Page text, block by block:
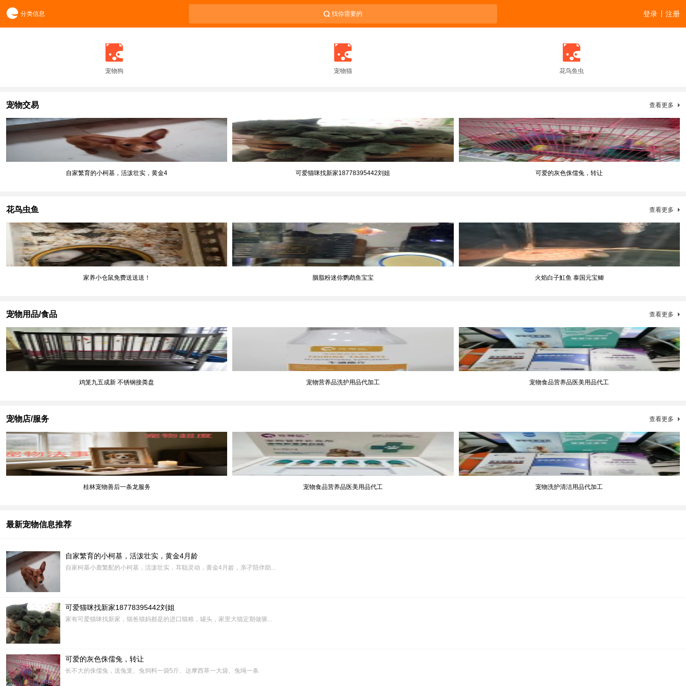
分类信息 找你需要的 注册
登录
宠物狗 宠物猫 花鸟鱼虫
宠物交易 查看更多
自家繁育的小柯基，活泼壮实，黄金4 可爱猫咪找新家18778395442刘姐 可爱的灰色侏儒兔，转让
花鸟虫鱼 查看更多
家养小仓鼠免费送送送！ 胭脂粉迷你鹦鹉鱼宝宝 火焰白子魟鱼 泰国元宝鲫
宠物用品/食品 查看更多
鸡笼九五成新 不锈钢接粪盘 宠物营养品洗护用品代加工 宠物食品营养品医美用品代工
宠物店/服务 查看更多
桂林宠物善后一条龙服务 宠物食品营养品医美用品代工 宠物洗护清洁用品代加工
最新宠物信息推荐
自家繁育的小柯基，活泼壮实，黄金4月龄
自家柯基小鹿繁配的小柯基，活泼壮实，耳聪灵动，黄金4月龄，亲孑陪伴助...
可爱猫咪找新家18778395442刘姐
家有可爱猫咪找新家，猫爸猫妈都是的进口猫粮，罐头，家里大猫定期做驱...
可爱的灰色侏儒兔，转让
长不大的侏儒兔，送兔笼、兔饲料一袋5斤、达摩西草一大袋、兔绳一条